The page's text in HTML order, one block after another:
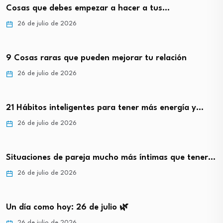
Cosas que debes empezar a hacer a tus…
26 de julio de 2026
9 Cosas raras que pueden mejorar tu relación
26 de julio de 2026
21 Hábitos inteligentes para tener más energía y…
26 de julio de 2026
Situaciones de pareja mucho más íntimas que tener…
26 de julio de 2026
Un día como hoy: 26 de julio 🌿